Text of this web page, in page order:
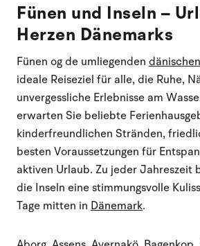
Fünen und Inseln –
Herzen Dänemarks
Fünen og de umliegenden
ideale Reiseziel für alle, die Ruhe,
unvergessliche Erlebnisse am
erwarten Sie beliebte
kinderfreundlichen Stränden,
besten Voraussetzungen für
aktiven Urlaub. Zu jeder Jahreszeit
die Inseln eine stimmungsvolle
Tage mitten in Dänemark.